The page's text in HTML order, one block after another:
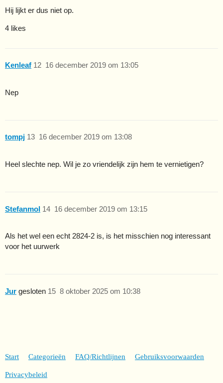
Hij lijkt er dus niet op.
4 likes
Kenleaf 16 december 2019 om 13:05
12
Nep
tompj 16 december 2019 om 13:08
13
Heel slechte nep. Wil je zo vriendelijk zijn hem te vernietigen?
Stefanmol 16 december 2019 om 13:15
14
Als het wel een echt 2824-2 is, is het misschien nog interessant
voor het uurwerk
Jur gesloten 8 oktober 2025 om 10:38
15
Start Categorieën FAQ/Richtlijnen Gebruiksvoorwaarden
Privacybeleid